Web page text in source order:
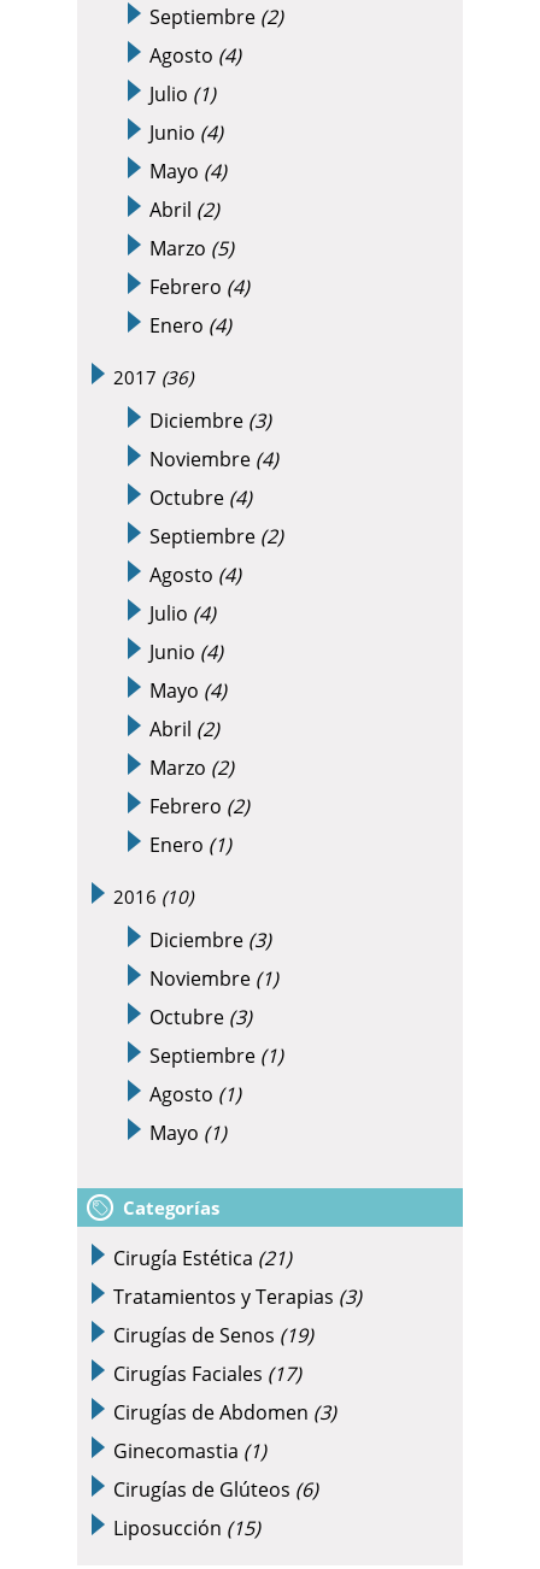
Septiembre (2)
Agosto (4)
Julio (1)
Junio (4)
Mayo (4)
Abril (2)
Marzo (5)
Febrero (4)
Enero (4)
2017 (36)
Diciembre (3)
Noviembre (4)
Octubre (4)
Septiembre (2)
Agosto (4)
Julio (4)
Junio (4)
Mayo (4)
Abril (2)
Marzo (2)
Febrero (2)
Enero (1)
2016 (10)
Diciembre (3)
Noviembre (1)
Octubre (3)
Septiembre (1)
Agosto (1)
Mayo (1)
Categorías
Cirugía Estética (21)
Tratamientos y Terapias (3)
Cirugías de Senos (19)
Cirugías Faciales (17)
Cirugías de Abdomen (3)
Ginecomastia (1)
Cirugías de Glúteos (6)
Liposucción (15)